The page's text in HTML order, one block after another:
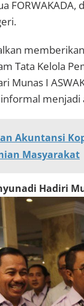
Tata Kelola
Munas I
menjadi
Akuntansi
Masyarakat
Hadiri